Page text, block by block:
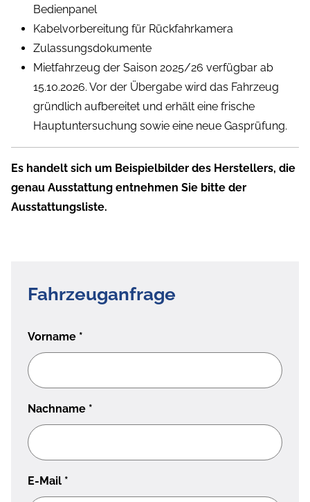
Bedienpanel
Kabelvorbereitung für Rückfahrkamera
Zulassungsdokumente
Mietfahrzeug der Saison 2025/26 verfügbar ab
15.10.2026. Vor der Übergabe wird das Fahrzeug
gründlich aufbereitet und erhält eine frische
Hauptuntersuchung sowie eine neue Gasprüfung.
Es handelt sich um Beispielbilder des Herstellers, die
genau Ausstattung entnehmen Sie bitte der
Ausstattungsliste.
Fahrzeuganfrage
Vorname *
Nachname *
E-Mail *